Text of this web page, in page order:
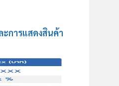
การแสดงสินค้า